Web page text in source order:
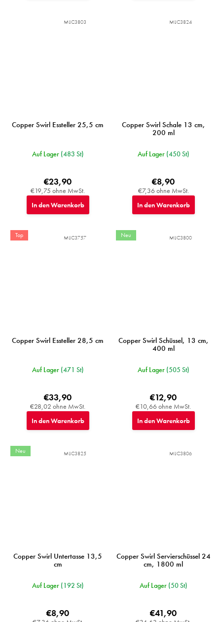
Copper Swirl Essteller 25,5 cm
Auf Lager (483 St)
€19,75 ohne MwSt.
€23,90
In den Warenkorb
MIJC3803
Copper Swirl Schale 13 cm,
200 ml
Auf Lager (450 St)
€7,36 ohne MwSt.
€8,90
In den Warenkorb
MIJC3824
Top
Copper Swirl Essteller 28,5 cm
Auf Lager (471 St)
€28,02 ohne MwSt.
€33,90
In den Warenkorb
MIJC3757 Neu
Copper Swirl Schüssel, 13 cm,
400 ml
Auf Lager (505 St)
€10,66 ohne MwSt.
€12,90
In den Warenkorb
MIJC3800
Neu
Copper Swirl Untertasse 13,5
cm
Auf Lager (192 St)
€8,90
MIJC3825
Copper Swirl Servierschüssel 24
cm, 1800 ml
Auf Lager (50 St)
€41,90
MIJC3806